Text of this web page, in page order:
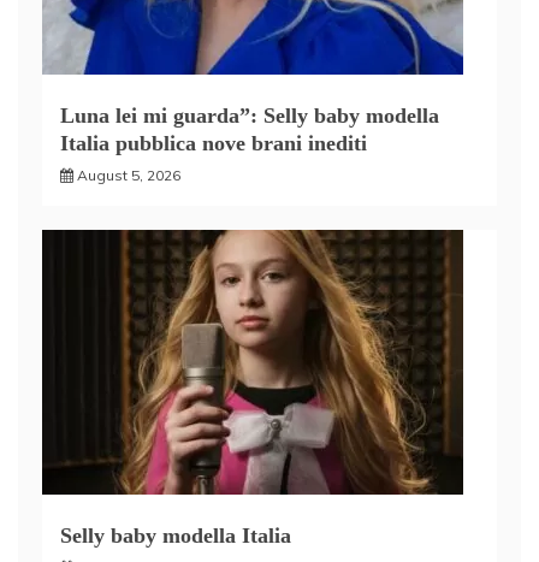
Luna lei mi guarda”: Selly baby modella
Italia pubblica nove brani inediti
August 5, 2026
Selly baby modella Italia